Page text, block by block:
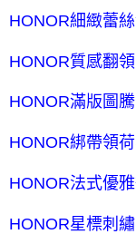
宅配送到家-訂單滿
流費
HONOR細緻蕾
HONOR質感翻
HONOR滿版圖
HONOR綁帶領
HONOR法式優
HONOR星標刺